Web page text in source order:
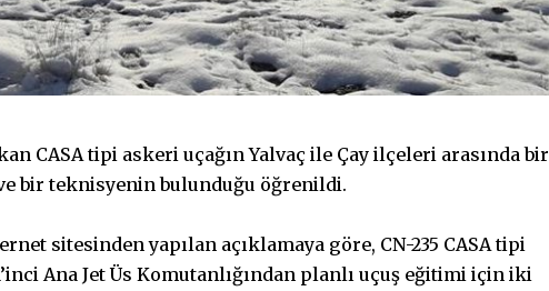
CASA tipi askeri uçağın Yalvaç ile Çay ilçeleri arasında bir
bir teknisyenin bulunduğu öğrenildi.
sitesinden yapılan açıklamaya göre, CN-235 CASA tipi
Ana Jet Üs Komutanlığından planlı uçuş eğitimi için iki